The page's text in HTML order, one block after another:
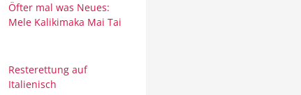
Öfter mal was Neues:
Mele Kalikimaka Mai Tai
Resterettung auf
Italienisch